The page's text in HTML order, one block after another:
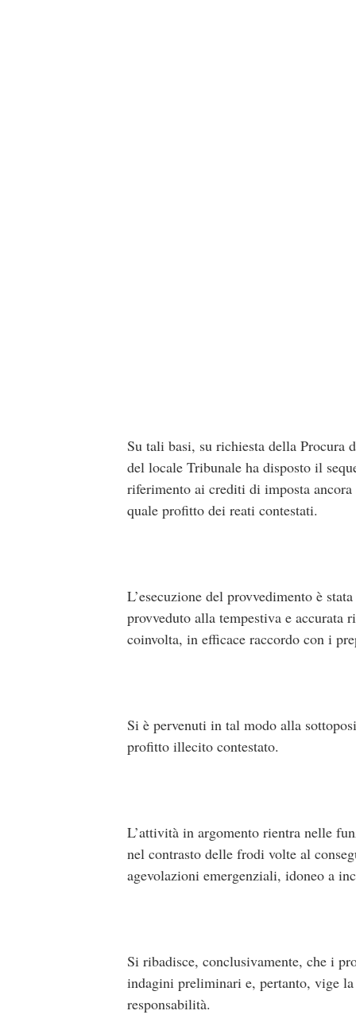
Su tali basi, su richiesta della
del locale Tribunale ha disposto il
riferimento ai crediti di imposta
quale profitto dei reati contestati.
L’esecuzione del provvedimento è
provveduto alla tempestiva e accurata
coinvolta, in efficace raccordo con i
Si è pervenuti in tal modo alla
profitto illecito contestato.
L’attività in argomento rientra nelle
nel contrasto delle frodi volte al
agevolazioni emergenziali, idoneo a
Si ribadisce, conclusivamente, che i
indagini preliminari e, pertanto, vige
responsabilità.